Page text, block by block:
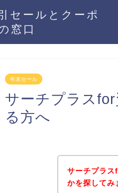
セールとクーポ
窓口
年末セール
サーチプラス
る方へ
サーチプラス
かを探してみ